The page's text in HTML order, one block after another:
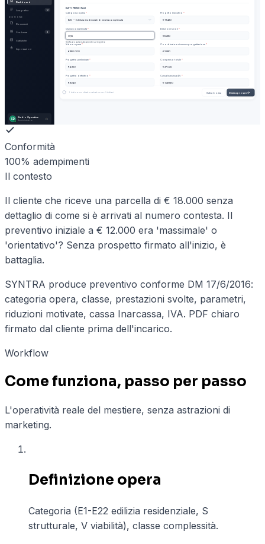
Dashboard
Anagrafica 12
GESTIONE
Documenti
Scadenze 4
Statistiche
Impostazioni
SD
Studio Operativo
Amministratore
DATI PRINCIPALI
Categoria opera*
E20 — Edilizia residenziale di media complessità
Classe complessità*
0,55
Verificato automaticamente sul registro
Valore opera*
€ 480.000
Progetto preliminare*
€ 4.820
Progetto definitivo *
€ 8.640
Progetto esecutivo *
€ 11.420
Direzione lavori*
€ 9.280
Coordinatore sicurezza progettazione*
€ 2.880
Compenso totale*
€ 37.040
Cassa Inarcassa 4% *
€ 1.481,60
I dati sono cifrati e salvati su nodi italiani Salva bozza Genera prospe…
Conformità
100% adempimenti
Il contesto
Il cliente che riceve una parcella di € 18.000 senza
dettaglio di come si è arrivati al numero contesta. Il
preventivo iniziale a € 12.000 era 'massimale' o
'orientativo'? Senza prospetto firmato all'inizio, è
battaglia.
SYNTRA produce preventivo conforme DM 17/6/2016:
categoria opera, classe, prestazioni svolte, parametri,
riduzioni motivate, cassa Inarcassa, IVA. PDF chiaro
firmato dal cliente prima dell'incarico.
Workflow
Come funziona, passo per passo
L'operatività reale del mestiere, senza astrazioni di
marketing.
Definizione opera
Categoria (E1-E22 edilizia residenziale, S
strutturale, V viabilità), classe complessità.